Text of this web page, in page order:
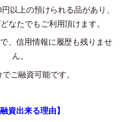
円以上の預けられる品があり、
なたでもご利用頂けます。
、信用情報に履歴も残りませ
ん。
ご融資可能です。
融資出来る理由】